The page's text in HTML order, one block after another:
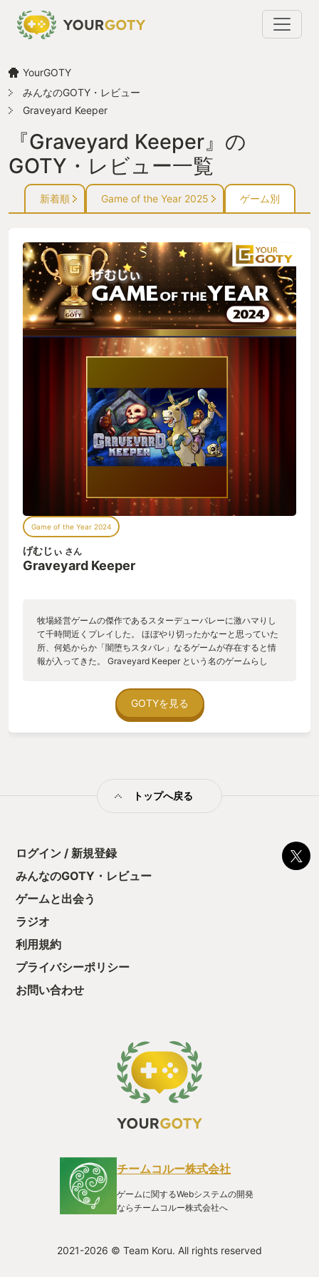
YourGOTY
みんなのGOTY・レビュー
Graveyard Keeper
『Graveyard Keeper』の
GOTY・レビュー一覧
新着順 Game of the Year 2025 ゲーム別
Game of the Year 2024
げむじぃ さん
Graveyard Keeper
牧場経営ゲームの傑作であるスターデューバレーに激ハマりし
て千時間近くプレイした。 ほぼやり切ったかなーと思っていた
所、何処からか「闇堕ちスタバレ」なるゲームが存在すると情
報が入ってきた。 Graveyard Keeper という名のゲームらし
さるとどうなるのか興味が湧き恐る恐る購入。 牧場経営系ゲー
ムの冒頭は廃れた農場を再興するため自ら村に赴く事が多い
が、このゲームは事故に遭いなんだか分からない世界に強制的
れた教会と墓場を修復して村人達の信仰を集めて徳を積めば帰
だ。 墓守なのだから埋葬作業はするんだろうとは思ってた。 だ
は墓場を整備するにあたり、墓のグレードというステータスが
存在する。墓標や棺などの材質の他に「遺体の品質」が重要に
なってくる。ロバが運んでくる遺体はそのまま埋葬するには品
質が悪い。そこで遺体を解剖室に運び血液と脂肪を摘出すると
という仕組みだ。 遺体の品質てっ！！！笑 また遺体の肉を摘出
ちゃくちゃやこの世界！！ 暗い！怖い！忙しい！死体解剖した
くない！まだ農作業してるんだからロバ死体持ってくんな
っ！！ そんなこんなしてるうちに墓場が綺麗に整っていき教会
業効率もどんどん上がって行く。 DLC（安い）を導入すれば遺
体をゾンビ化して作業員にできたりする。ゾンビ農場のワイン
とか作れて楽しい。 ブルーチーズぐらいクセの強いゲームだ
が、心の一線を越えるとたちまち時間が溶けまくる神ゲー、い
や「死神ゲー」になる。 さあ皆んなも新鮮な遺体をGETだぜ
GOTYを見る
トップへ戻る
ログイン / 新規登録
みんなのGOTY・レビュー
ゲームと出会う
ラジオ
利用規約
プライバシーポリシー
お問い合わせ
チームコルー株式会社
ゲームに関するWebシステムの開発
ならチームコルー株式会社へ
2021-2026 © Team Koru. All rights reserved